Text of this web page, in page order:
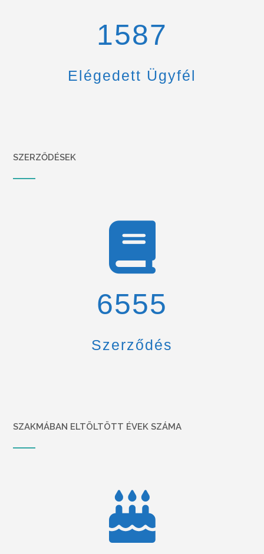
1670
Elégedett Ügyfél
SZERZŐDÉSEK
6900
Szerződés
SZAKMÁBAN ELTÖLTÖTT ÉVEK SZÁMA